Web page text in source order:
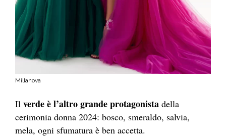
Millanova
Il verde è l’altro grande protagonista della
cerimonia donna 2024: bosco, smeraldo, salvia,
mela, ogni sfumatura è ben accetta.